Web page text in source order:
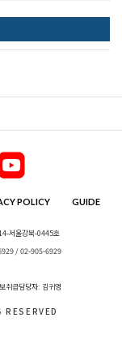
POLICY GUIDE
서울강북-0445호
/ 02-905-6929
취급담당자: 김귀영